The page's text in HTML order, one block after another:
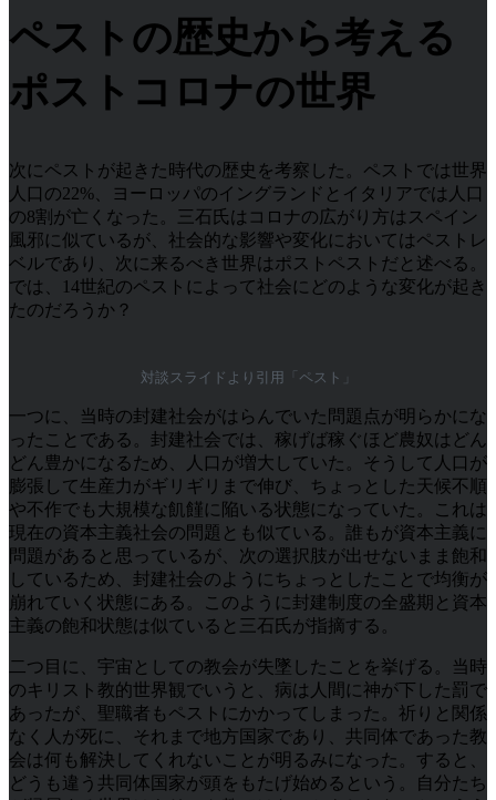
ペストの歴史から考える
ポストコロナの世界
次にペストが起きた時代の歴史を考察した。ペストでは世界
人口の22%、ヨーロッパのイングランドとイタリアでは人口
の8割が亡くなった。三石氏はコロナの広がり方はスペイン
風邪に似ているが、社会的な影響や変化においてはペストレ
ベルであり、次に来るべき世界はポストペストだと述べる。
では、14世紀のペストによって社会にどのような変化が起き
たのだろうか？
対談スライドより引用「ペスト」
一つに、当時の封建社会がはらんでいた問題点が明らかにな
ったことである。封建社会では、稼げば稼ぐほど農奴はどん
どん豊かになるため、人口が増大していた。そうして人口が
膨張して生産力がギリギリまで伸び、ちょっとした天候不順
や不作でも大規模な飢饉に陥いる状態になっていた。これは
現在の資本主義社会の問題とも似ている。誰もが資本主義に
問題があると思っているが、次の選択肢が出せないまま飽和
しているため、封建社会のようにちょっとしたことで均衡が
崩れていく状態にある。このように封建制度の全盛期と資本
主義の飽和状態は似ていると三石氏が指摘する。
二つ目に、宇宙としての教会が失墜したことを挙げる。当時
のキリスト教的世界観でいうと、病は人間に神が下した罰で
あったが、聖職者もペストにかかってしまった。祈りと関係
なく人が死に、それまで地方国家であり、共同体であった教
会は何も解決してくれないことが明るみになった。すると、
どうも違う共同体国家が頭をもたげ始めるという。自分たち